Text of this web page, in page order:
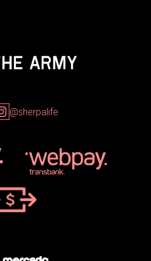
@sherpalife